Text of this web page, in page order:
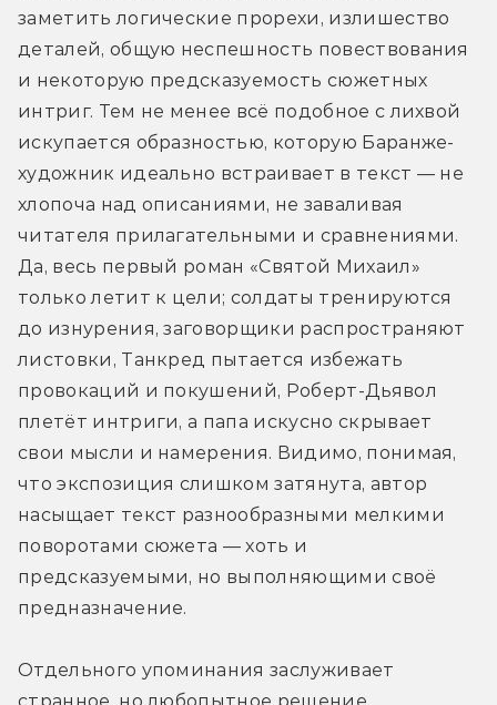
заметить логические прорехи, излишество
деталей, общую неспешность повествования
и некоторую предсказуемость сюжетных
интриг. Тем не менее всё подобное с лихвой
искупается образностью, которую Баранже-
художник идеально встраивает в текст — не
хлопоча над описаниями, не заваливая
читателя прилагательными и сравнениями.
Да, весь первый роман «Святой Михаил»
только летит к цели; солдаты тренируются
до изнурения, заговорщики распространяют
листовки, Танкред пытается избежать
провокаций и покушений, Роберт-Дьявол
плетёт интриги, а папа искусно скрывает
свои мысли и намерения. Видимо, понимая,
что экспозиция слишком затянута, автор
насыщает текст разнообразными мелкими
поворотами сюжета — хоть и
предсказуемыми, но выполняющими своё
предназначение.
Отдельного упоминания заслуживает